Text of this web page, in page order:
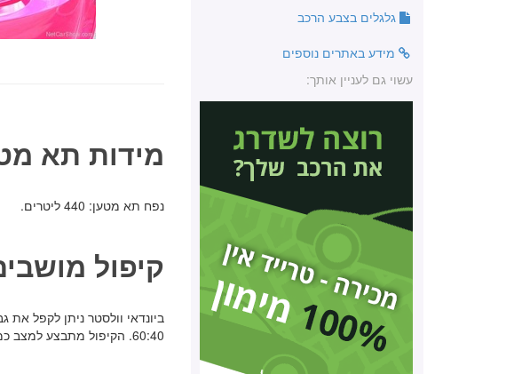
גלגלים בצבע הרכב
מידע באתרים נוספים
עשוי גם לעניין אותך:
מידות תא
נפח תא מטען: 440 ליטרים.
קיפול
ביונדאי וולסטר ניתן לקפל
60:40. הקיפול מתבצע למצב כמעט שטוח, אך לא שטוח לגמרי.